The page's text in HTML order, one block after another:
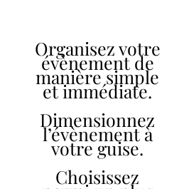
Organisez votre
évènement de
manière simple
et immédiate.
Dimensionnez
l’évènement à
votre guise.
Choisissez